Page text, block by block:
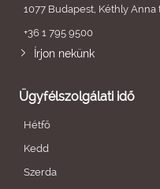
1077 Budapest, Kéthly Anna
+36 1 795 9500
Írjon nekünk
Ügyfélszolgálati idő
Hétfő
Kedd
Szerda